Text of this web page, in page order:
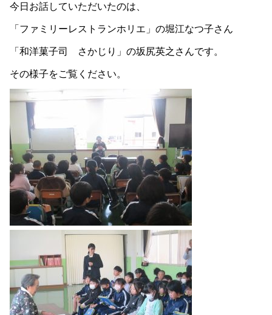
今日お話していただいたのは、
「ファミリーレストランホリエ」の堀江なつ子さん
「和洋菓子司 さかじり」の坂尻英之さんです。
その様子をご覧ください。